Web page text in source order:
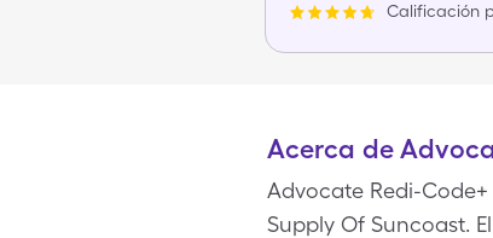
Calificación
Acerca de
Advocate Redi-
Supply Of Suncoast.